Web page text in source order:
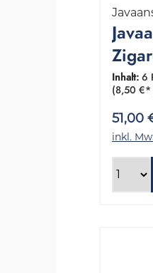
1
Inhalt: 6
(8,50 €*
51,00
inkl.